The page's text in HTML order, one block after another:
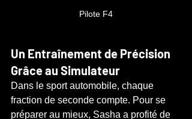
Pilote F4
Un Entraînement de Précision
Grâce au Simulateur
Dans le sport automobile, chaque
fraction de seconde compte. Pour se
préparer au mieux, Sasha a profité de